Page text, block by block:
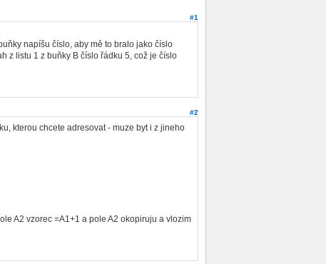
#1
napíšu číslo, aby mě to bralo jako číslo
z listu 1 z buňky B číslo řádku 5, což je číslo
#2
kterou chcete adresovat - muze byt i z jineho
A2 vzorec =A1+1 a pole A2 okopiruju a vlozim